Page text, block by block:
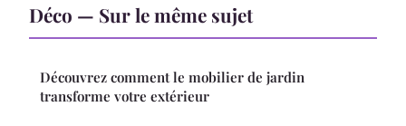
Déco — Sur le même sujet
Découvrez comment le mobilier de jardin
transforme votre extérieur